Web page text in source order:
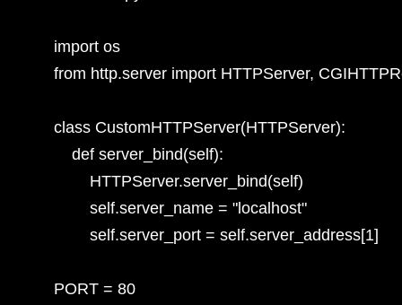
import os
from http.server import HTTPServer,
class CustomHTTPServer(HTTPServer):
    def server_bind(self):
        HTTPServer.server_bind(self)
        self.server_name = "localhost"
        self.server_port = self.server_address[1]
PORT = 80